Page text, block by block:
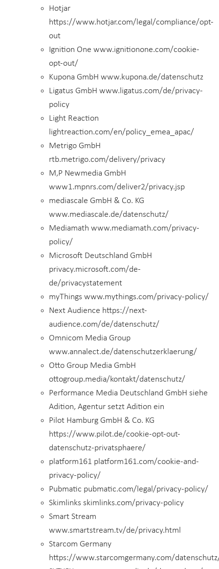
Hotjar
https://www.hotjar.com/legal/compliance/opt-
out
Ignition One www.ignitionone.com/cookie-
opt-out/
Kupona GmbH www.kupona.de/datenschutz
Ligatus GmbH www.ligatus.com/de/privacy-
policy
Light Reaction
lightreaction.com/en/policy_emea_apac/
Metrigo GmbH
rtb.metrigo.com/delivery/privacy
M,P Newmedia GmbH
www1.mpnrs.com/deliver2/privacy.jsp
mediascale GmbH & Co. KG
www.mediascale.de/datenschutz/
Mediamath www.mediamath.com/privacy-
policy/
Microsoft Deutschland GmbH
privacy.microsoft.com/de-
de/privacystatement
myThings www.mythings.com/privacy-policy/
Next Audience https://next-
audience.com/de/datenschutz/
Omnicom Media Group
www.annalect.de/datenschutzerklaerung/
Otto Group Media GmbH
ottogroup.media/kontakt/datenschutz/
Performance Media Deutschland GmbH siehe
Adition, Agentur setzt Adition ein
Pilot Hamburg GmbH & Co. KG
https://www.pilot.de/cookie-opt-out-
datenschutz-privatsphaere/
platform161 platform161.com/cookie-and-
privacy-policy/
Pubmatic pubmatic.com/legal/privacy-policy/
Skimlinks skimlinks.com/privacy-policy
Smart Stream
www.smartstream.tv/de/privacy.html
Starcom Germany
https://www.starcomgermany.com/